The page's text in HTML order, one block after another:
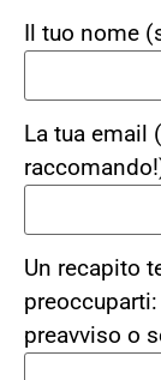
Il tuo nome
La tua email
Un recapito
preavviso o